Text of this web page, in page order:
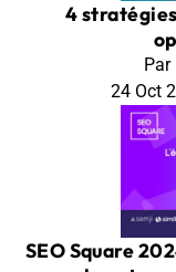
4
24 Oct
SEO Square